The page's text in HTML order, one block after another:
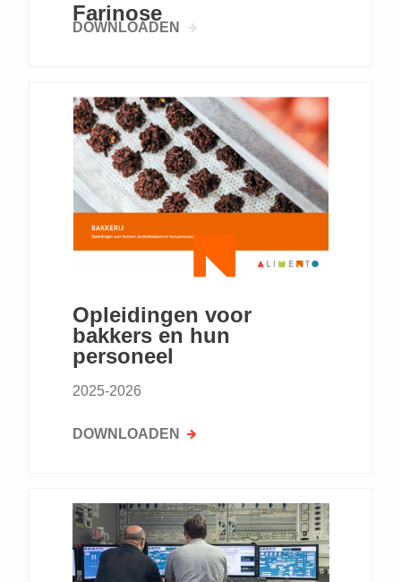
Farinose
DOWNLOADEN
Opleidingen voor
bakkers en hun
personeel
2025-2026
DOWNLOADEN